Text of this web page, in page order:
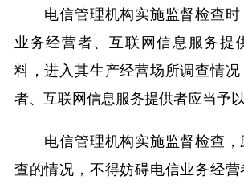
电信管理机构实施监督检查时
业务经营者、互联网信息服务提
料，进入其生产经营场所调查情
者、互联网信息服务提供者应当予以
电信管理机构实施监督检查，
查的情况，不得妨碍电信业务经